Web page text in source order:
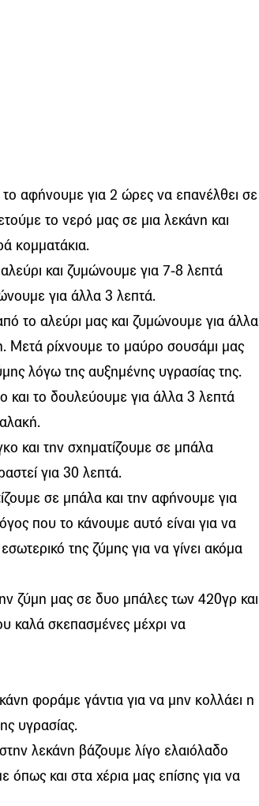
αφήνουμε για 2 ώρες να επανέλθει σε
το νερό μας σε μια λεκάνη και
κομματάκια.
και ζυμώνουμε για 7-8 λεπτά
για άλλα 3 λεπτά.
το αλεύρι μας και ζυμώνουμε για άλλα
Μετά ρίχνουμε το μαύρο σουσάμι μας
λόγω της αυξημένης υγρασίας της.
και το δουλεύουμε για άλλα 3 λεπτά
και την σχηματίζουμε σε μπάλα
για 30 λεπτά.
σε μπάλα και την αφήνουμε για
που το κάνουμε αυτό είναι για να
της ζύμης για να γίνει ακόμα
ζύμη μας σε δυο μπάλες των 420γρ και
καλά σκεπασμένες μέχρι να
φοράμε γάντια για να μην κολλάει η
υγρασίας.
λεκάνη βάζουμε λίγο ελαιόλαδο
και στα χέρια μας επίσης για να